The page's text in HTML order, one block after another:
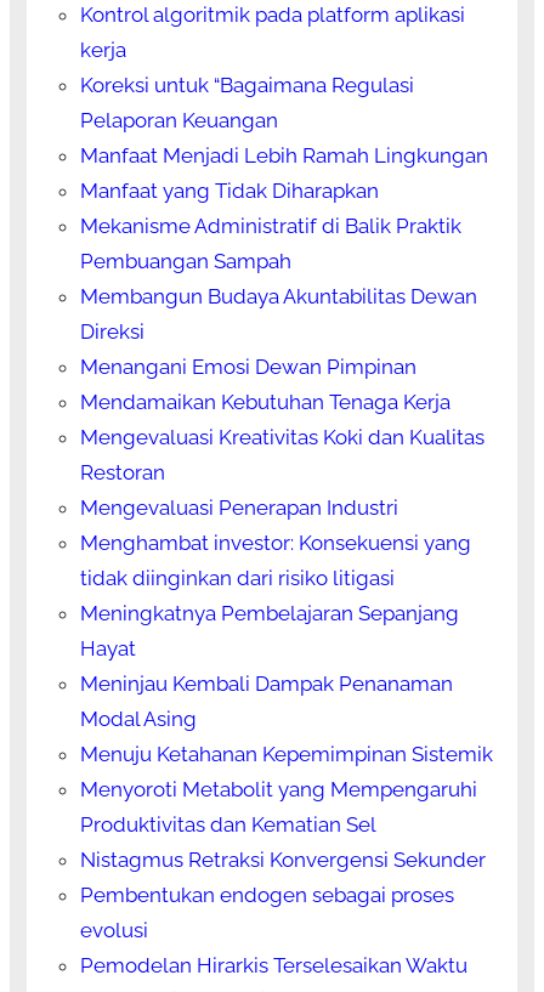
Kontrol algoritmik pada platform aplikasi
kerja
Koreksi untuk “Bagaimana Regulasi
Pelaporan Keuangan
Manfaat Menjadi Lebih Ramah Lingkungan
Manfaat yang Tidak Diharapkan
Mekanisme Administratif di Balik Praktik
Pembuangan Sampah
Membangun Budaya Akuntabilitas Dewan
Direksi
Menangani Emosi Dewan Pimpinan
Mendamaikan Kebutuhan Tenaga Kerja
Mengevaluasi Kreativitas Koki dan Kualitas
Restoran
Mengevaluasi Penerapan Industri
Menghambat investor: Konsekuensi yang
tidak diinginkan dari risiko litigasi
Meningkatnya Pembelajaran Sepanjang
Hayat
Meninjau Kembali Dampak Penanaman
Modal Asing
Menuju Ketahanan Kepemimpinan Sistemik
Menyoroti Metabolit yang Mempengaruhi
Produktivitas dan Kematian Sel
Nistagmus Retraksi Konvergensi Sekunder
Pembentukan endogen sebagai proses
evolusi
Pemodelan Hirarkis Terselesaikan Waktu